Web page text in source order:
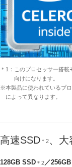
＊1：このプロセッサー搭
向けになります。
※本製品に使われているプ
によって異なります。
高速SSD ＊2、大
128GB SSD ＊2／